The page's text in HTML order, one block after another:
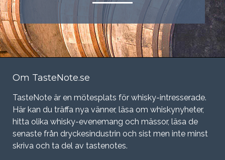
Om TasteNote.se
TasteNote är en mötesplats för whisky-intresserade.
Här kan du träffa nya vänner, läsa om whiskynyheter,
hitta olika whisky-evenemang och mässor, läsa de
senaste från dryckesindustrin och sist men inte minst
skriva och ta del av tastenotes.